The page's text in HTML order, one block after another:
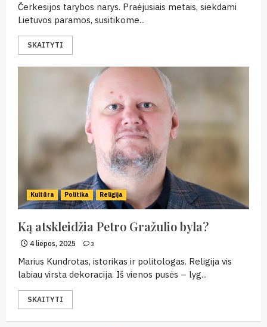
Čerkesijos tarybos narys. Praėjusiais metais, siekdami
Lietuvos paramos, susitikome...
SKAITYTI
Kultūra Politika Religija
Ką atskleidžia Petro Gražulio byla?
4 liepos, 2025 3
Marius Kundrotas, istorikas ir politologas. Religija vis
labiau virsta dekoracija. Iš vienos pusės – lyg...
SKAITYTI